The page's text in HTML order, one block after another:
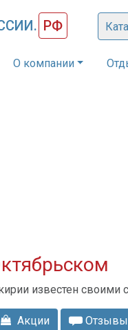
РФ
О компании
известен своими
Акции Отзывы